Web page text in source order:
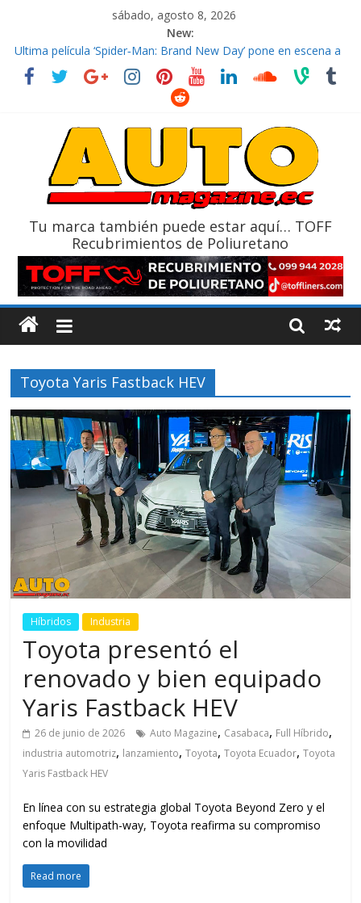
sábado, agosto 8, 2026
New:
El costo de tener un vehículo gana protagonismo a la hora de
decidir
Ultima película ‘Spider‑Man: Brand New Day’ pone en escena a
¿Qué puede pasar con tu vehículo si permanece varios días sin
La Vuelta al Ecuador 2026, edición 47ª, recorre 7 provincias en 8
La FEDAK recibe 12 Sinotruk Bolden para cubrir las rutas de La
Vuelta
Tu marca también puede estar aquí… TOFF
Recubrimientos de Poliuretano
Toyota Yaris Fastback HEV
Híbridos Industria
Toyota presentó el
renovado y bien equipado
Yaris Fastback HEV
26 de junio de 2026 Auto Magazine, Casabaca, Full Híbrido,
industria automotriz, lanzamiento,Toyota,Toyota Ecuador,Toyota
Yaris Fastback HEV
En línea con su estrategia global Toyota Beyond Zero y el
enfoque Multipath-way, Toyota reafirma su compromiso
con la movilidad
Read more